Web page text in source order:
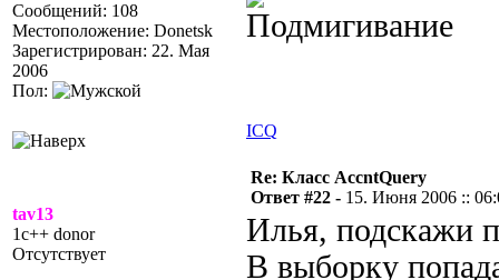
Сообщений: 108
Местоположение: Donetsk
Зарегистрирован: 22. Мая
2006
Пол:
ICQ
tav13
1c++ donor
Отсутствует
Re: Класс AccntQuery
Ответ #22 - 15. Июня 2006 ::
Илья, подскажи
В выборку